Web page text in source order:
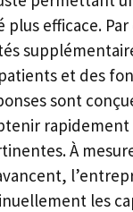
plus efficace.
et des
sont
rapidement
À
les